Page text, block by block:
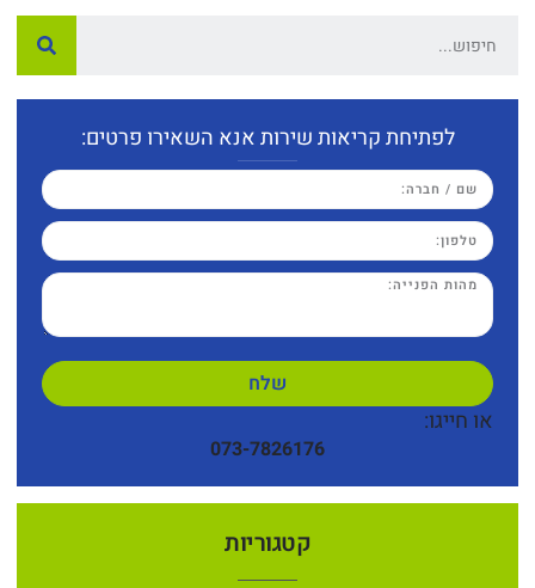
לפתיחת קריאות שירות אנא השאירו פרטים:
שלח
או חייגו:
073-7826176
קטגוריות